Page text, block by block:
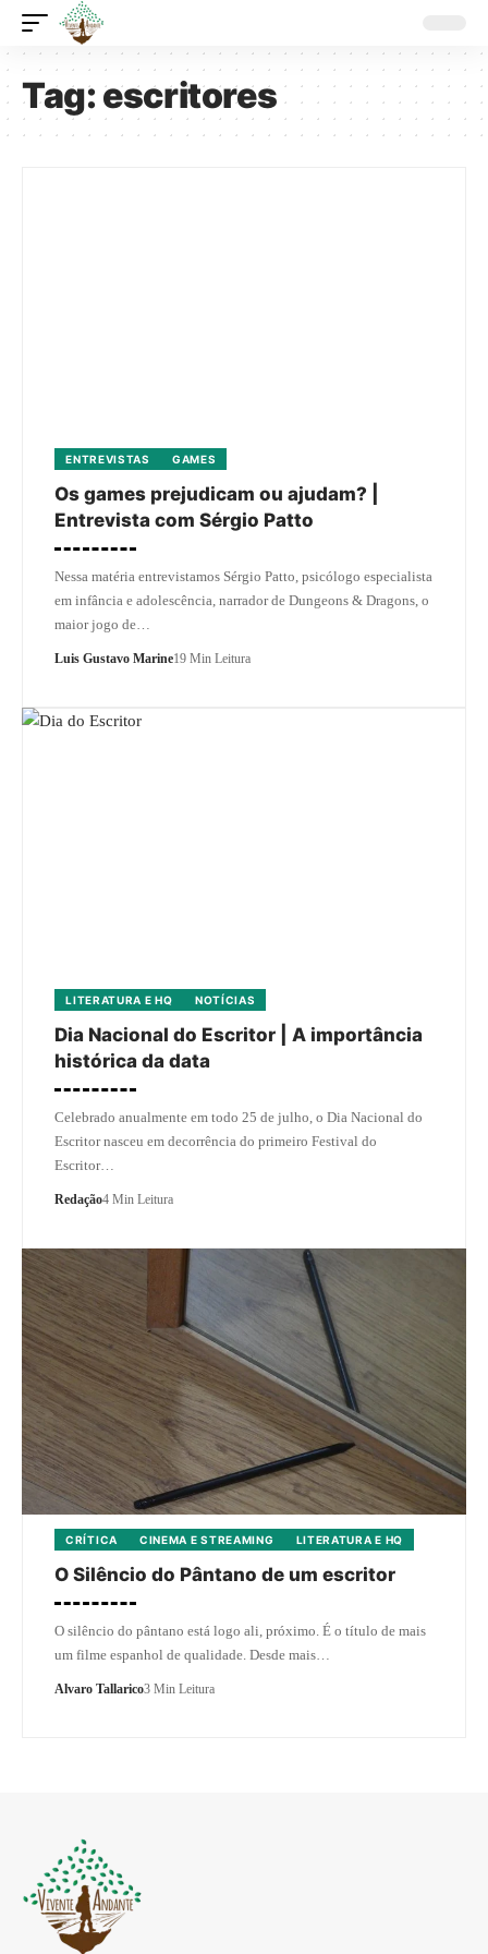
Tag:escritores
ENTREVISTAS GAMES
Os games prejudicam ou ajudam? |
Entrevista com Sérgio Patto
Nessa matéria entrevistamos Sérgio Patto, psicólogo especialista
em infância e adolescência, narrador de Dungeons & Dragons, o
maior jogo de…
Luis Gustavo Marine19 Min Leitura
LITERATURA E HQ NOTÍCIAS
Dia Nacional do Escritor | A importância
histórica da data
Celebrado anualmente em todo 25 de julho, o Dia Nacional do
Escritor nasceu em decorrência do primeiro Festival do
Escritor…
Redação4 Min Leitura
CRÍTICA CINEMA E STREAMING LITERATURA E HQ
O Silêncio do Pântano de um escritor
O silêncio do pântano está logo ali, próximo. É o título de mais
um filme espanhol de qualidade. Desde mais…
Alvaro Tallarico3 Min Leitura